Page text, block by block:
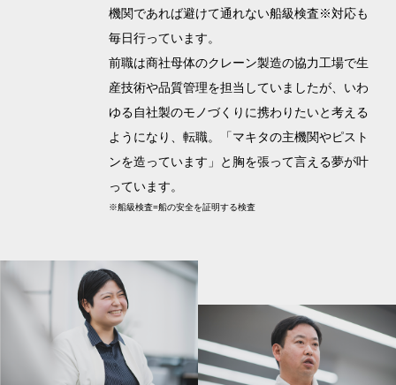
機関であれば避けて通れない船級検査※対応も
毎日行っています。
前職は商社母体のクレーン製造の協力工場で生
産技術や品質管理を担当していましたが、いわ
ゆる自社製のモノづくりに携わりたいと考える
ようになり、転職。「マキタの主機関やピスト
ンを造っています」と胸を張って言える夢が叶
っています。
※船級検査=船の安全を証明する検査